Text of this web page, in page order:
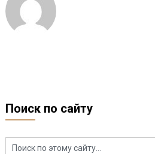
Поиск по сайту